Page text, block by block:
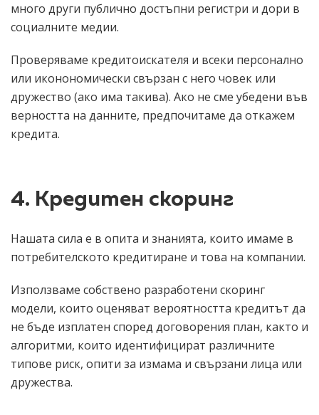
много други публично достъпни регистри и дори в
социалните медии.
Проверяваме кредитоискателя и всеки персонално
или иконономически свързан с него човек или
дружество (ако има такива). Ако не сме убедени във
верността на данните, предпочитаме да откажем
кредита.
4. Кредитен скоринг
Нашата сила е в опита и знанията, които имаме в
потребителското кредитиране и това на компании.
Използваме собствено разработени скоринг
модели, които оценяват вероятността кредитът да
не бъде изплатен според договорения план, както и
алгоритми, които идентифицират различните
типове риск, опити за измама и свързани лица или
дружества.